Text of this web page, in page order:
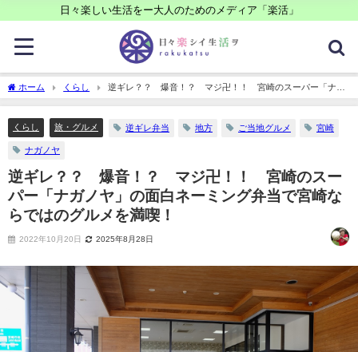
日々楽しい生活をー大人のためのメディア「楽活」
ホーム くらし
逆ギレ？？ 爆音！？ マジ卍！！ 宮崎のスーパー「ナガ
ノヤ」の面白ネーミング弁当で宮崎ならではのグルメを満喫！
くらし 旅・グルメ 逆ギレ弁当 地方 ご当地グルメ 宮崎
ナガノヤ
逆ギレ？？ 爆音！？ マジ卍！！ 宮崎のスー
パー「ナガノヤ」の面白ネーミング弁当で宮崎な
らではのグルメを満喫！
2022年10月20日 2025年8月28日